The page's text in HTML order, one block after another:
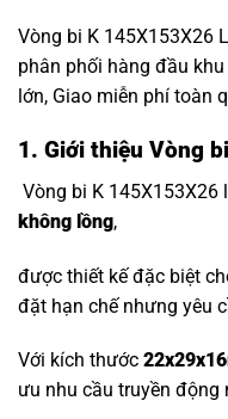
Vòng bi K 145X153X26
phân phối hàng đầu
lớn, Giao miễn phí toàn
1. Giới thiệu Vòng
Vòng bi K 145X153X26
không lồng,
được thiết kế đặc biệt
đặt hạn chế nhưng yêu
Với kích thước
ưu nhu cầu truyền động